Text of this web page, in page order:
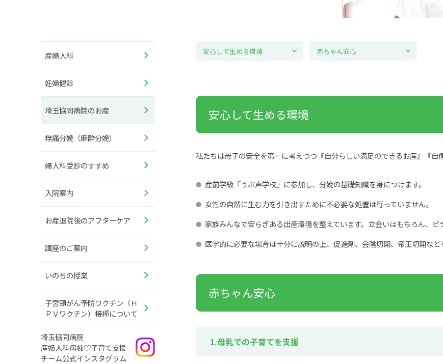
産婦人科
妊婦健診
埼玉協同病院のお産
無痛分娩（麻酔分娩）
婦人科受診のすすめ
入院案内
お産退院後のアフターケア
講座のご案内
いのちの授業
子宮頸がん予防ワクチン（Ｈ
ＰＶワクチン）接種について
埼玉協同病院
産婦人科病棟♡子育て支援
チーム公式インスタグラム
安心して生める環境 赤ちゃん安心
安心して生める環境
私たちは母子の安全を第一に考えつつ『自分らしい満足のできるお産』『自
産前学級『うぶ声学校』に参加し、分娩の基礎知識を身につけます。
女性の自然に生む力を引き出すために不必要な処置は行っていません。
家族みんなで安らぎある出産環境を整えています。立会いはもちろん、ビ
医学的に必要な場合は十分に説明の上、促進剤、会陰切開、帝王切開など
赤ちゃん安心
1.母乳での子育てを支援